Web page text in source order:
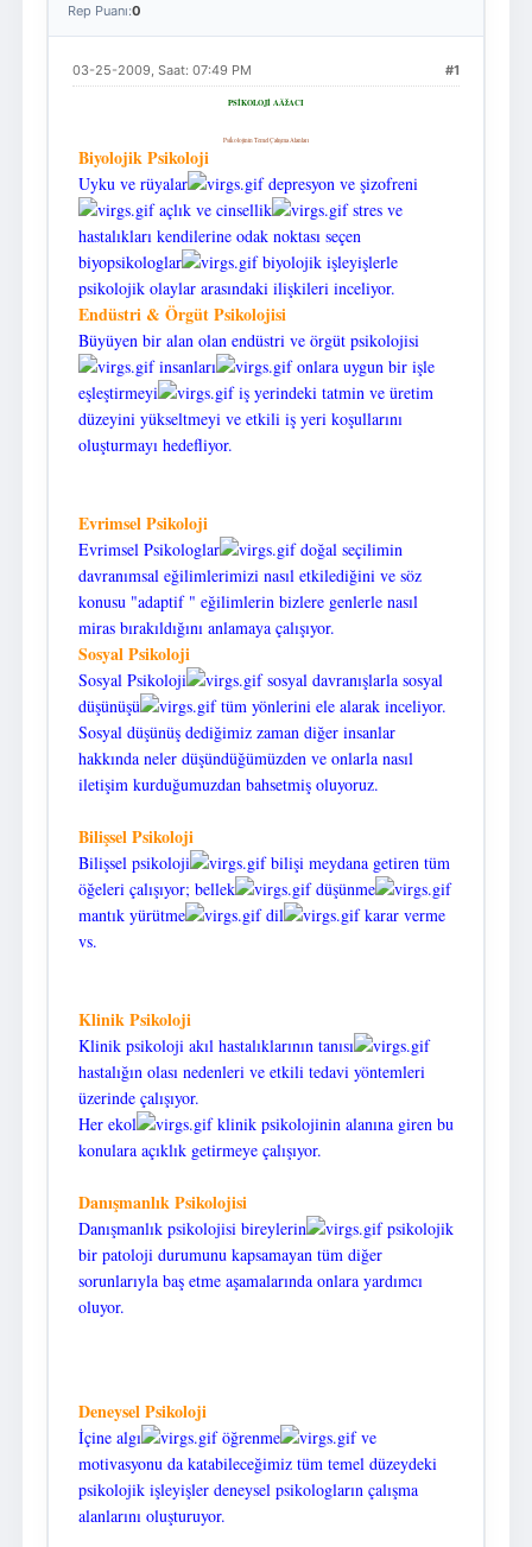
Rep Puanı:0
#1
03-25-2009, Saat: 07:49 PM
PSİKOLOJİ AÄžACI
Psikolojinin Temel Çalışma Alanları
Biyolojik Psikoloji
Uyku ve rüyalar
depresyon ve şizofreni
açlık ve cinsellik
stres ve
hastalıkları kendilerine odak noktası seçen
biyopsikologlar
biyolojik işleyişlerle
psikolojik olaylar arasındaki ilişkileri inceliyor.
Endüstri & Örgüt Psikolojisi
Büyüyen bir alan olan endüstri ve örgüt psikolojisi
insanları
onlara uygun bir işle
eşleştirmeyi
iş yerindeki tatmin ve üretim
düzeyini yükseltmeyi ve etkili iş yeri koşullarını
oluşturmayı hedefliyor.
Evrimsel Psikoloji
Evrimsel Psikologlar
doğal seçilimin
davranımsal eğilimlerimizi nasıl etkilediğini ve söz
konusu "adaptif " eğilimlerin bizlere genlerle nasıl
miras bırakıldığını anlamaya çalışıyor.
Sosyal Psikoloji
Sosyal Psikoloji
sosyal davranışlarla sosyal
düşünüşü
tüm yönlerini ele alarak inceliyor.
Sosyal düşünüş dediğimiz zaman diğer insanlar
hakkında neler düşündüğümüzden ve onlarla nasıl
iletişim kurduğumuzdan bahsetmiş oluyoruz.
Bilişsel Psikoloji
Bilişsel psikoloji
bilişi meydana getiren tüm
öğeleri çalışıyor; bellek
düşünme
mantık yürütme
dil
karar verme
vs.
Klinik Psikoloji
Klinik psikoloji akıl hastalıklarının tanısı
hastalığın olası nedenleri ve etkili tedavi yöntemleri
üzerinde çalışıyor.
Her ekol
klinik psikolojinin alanına giren bu
konulara açıklık getirmeye çalışıyor.
Danışmanlık Psikolojisi
Danışmanlık psikolojisi bireylerin
psikolojik
bir patoloji durumunu kapsamayan tüm diğer
sorunlarıyla baş etme aşamalarında onlara yardımcı
oluyor.
Deneysel Psikoloji
İçine algı öğrenme
ve
motivasyonu da katabileceğimiz tüm temel düzeydeki
psikolojik işleyişler deneysel psikologların çalışma
alanlarını oluşturuyor.